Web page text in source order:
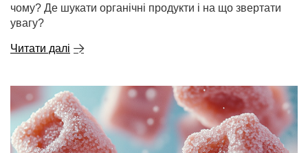
чому? Де шукати органічні продукти і на що звертати
увагу?
Читати далі